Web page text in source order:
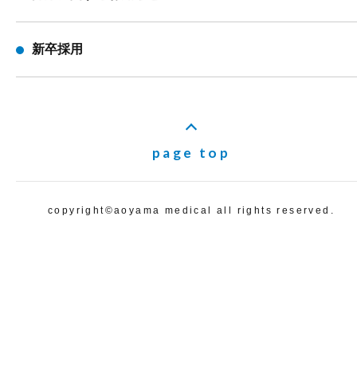
新卒採用
page top
copyright©️aoyama medical all rights reserved.